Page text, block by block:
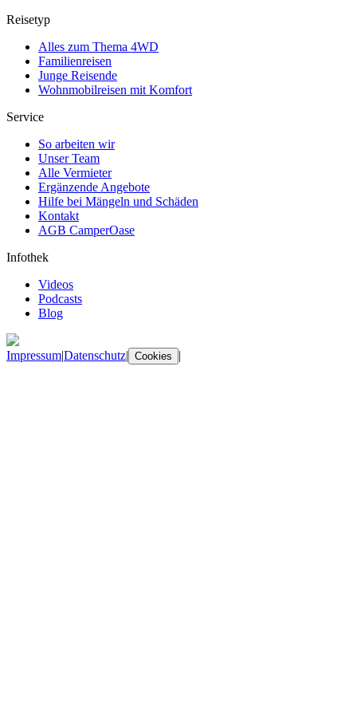
Reisetyp
Alles zum Thema 4WD
Familienreisen
Junge Reisende
Wohnmobilreisen mit Komfort
Service
So arbeiten wir
Unser Team
Alle Vermieter
Ergänzende Angebote
Hilfe bei Mängeln und Schäden
Kontakt
AGB CamperOase
Infothek
Videos
Podcasts
Blog
Impressum|Datenschutz| Cookies |